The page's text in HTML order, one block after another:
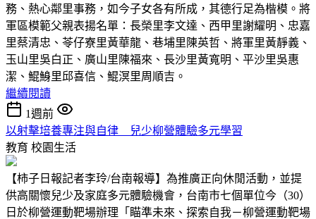
務、熱心鄰里事務，如今子女各有所成，其德行足為楷模。將
軍區模範父親表揚名單：長榮里李文達、西甲里謝耀明、忠嘉
里蔡清忠、苓仔寮里黃華龍、巷埔里陳英哲、將軍里黃靜義、
玉山里吳白正、廣山里陳福來、長沙里黃寬明、平沙里吳惠
潔、鯤鯓里邱喜信、鯤溟里周順吉。
繼續閱讀
1週前
以射擊培養專注與自律 兒少柳營體驗多元學習
教育 校園生活
【柿子日報記者李玲/台南報導】為推廣正向休閒活動，並提
供高關懷兒少及家庭多元體驗機會，台南市七個單位今（30）
日於柳營運動靶場辦理「瞄準未來、探索自我－柳營運動靶場